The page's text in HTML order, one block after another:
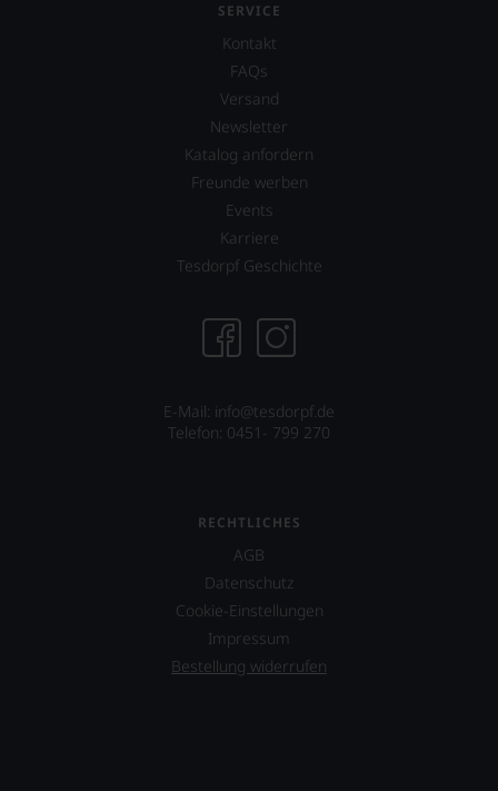
SERVICE
Kontakt
FAQs
Versand
Newsletter
Katalog anfordern
Freunde werben
Events
Karriere
Tesdorpf Geschichte
E-Mail: info@tesdorpf.de
Telefon: 0451- 799 270
RECHTLICHES
AGB
Datenschutz
Cookie-Einstellungen
Impressum
Bestellung widerrufen